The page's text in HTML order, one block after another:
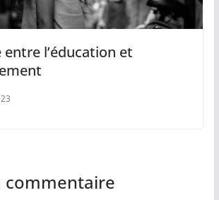
l’éducation et
commentaire